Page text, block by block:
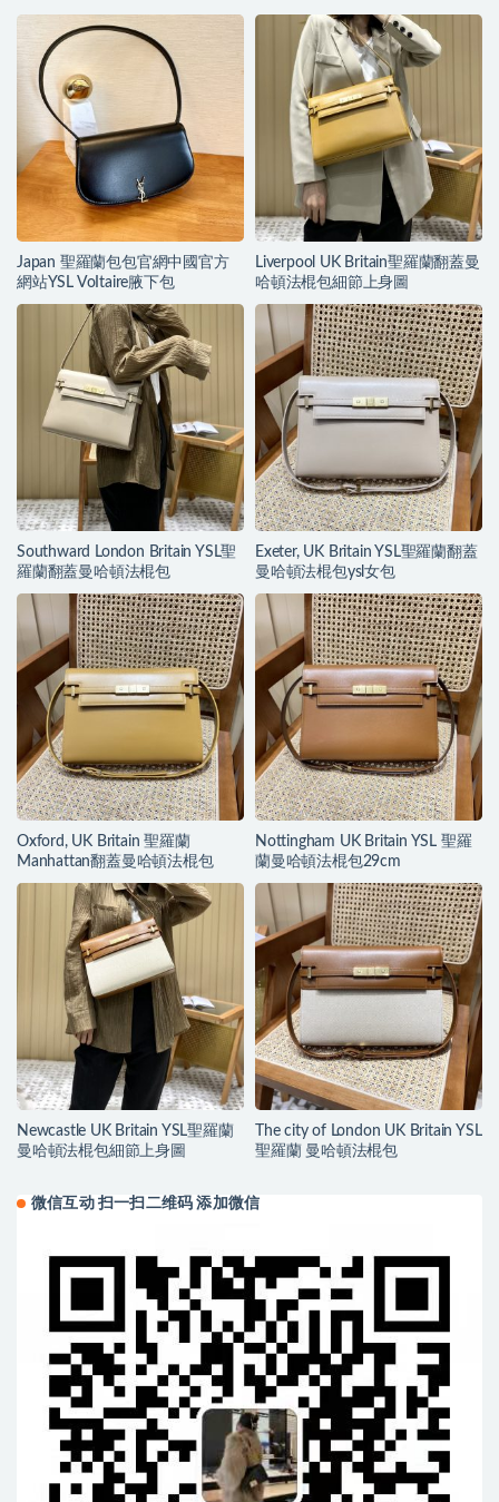
Japan 聖羅蘭包包官網中國官方
網站YSL VoItaire腋下包
Liverpool UK Britain聖羅蘭翻蓋曼
哈頓法棍包細節上身圖
Southward London Britain YSL聖
羅蘭翻蓋曼哈頓法棍包
Exeter, UK Britain YSL聖羅蘭翻蓋
曼哈頓法棍包ysl女包
Oxford, UK Britain 聖羅蘭
Manhattan翻蓋曼哈頓法棍包
Nottingham UK Britain YSL 聖羅
蘭曼哈頓法棍包29cm
Newcastle UK Britain YSL聖羅蘭
曼哈頓法棍包細節上身圖
The city of London UK Britain YSL
聖羅蘭 曼哈頓法棍包
微信互动 扫一扫二维码 添加微信